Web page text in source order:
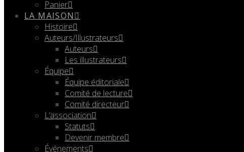
Panier
LA MAISON
Histoire
Auteurs/Illustrateurs
Auteurs
Les illustrateurs
Équipe
Équipe éditoriale
Comité de lecture
Comité directeur
L’association
Statuts
Devenir membre
Événements